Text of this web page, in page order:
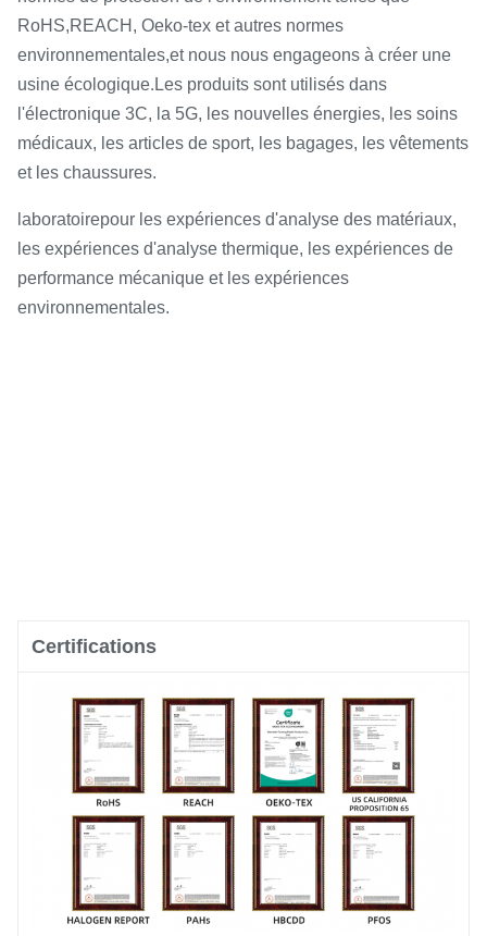
RoHS,REACH, Oeko-tex et autres normes
environnementales,et nous nous engageons à créer une
usine écologique. Les produits sont utilisés dans
l'électronique 3C, la 5G, les nouvelles énergies, les soins
médicaux, les articles de sport, les bagages, les vêtements
et les chaussures.
laboratoirepour les expériences d'analyse des matériaux,
les expériences d'analyse thermique, les expériences de
performance mécanique et les expériences
environnementales.
Certifications